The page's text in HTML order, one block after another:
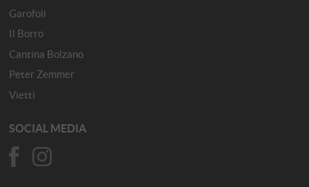
Garofoli
Il Borro
Cantina Bolzano
Peter Zemmer
Vietti
SOCIAL MEDIA